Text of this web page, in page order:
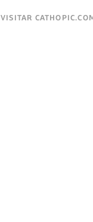
VISITAR